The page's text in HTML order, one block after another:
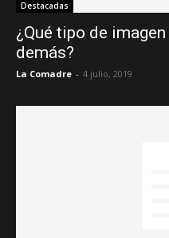
Destacadas
¿Qué tipo de
demás?
La Comadre - 4 julio, 2019